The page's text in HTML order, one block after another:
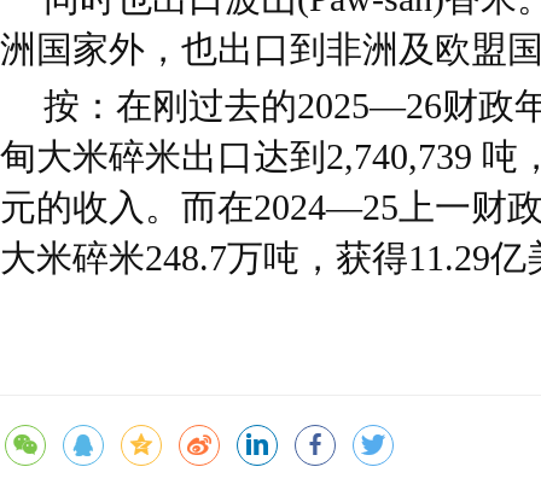
洲国家外，也出口到非洲及欧盟
按：在刚过去的2025—26财政
甸大米碎米出口达到2,740,739 吨
元的收入。而在2024—25上一财
大米碎米248.7万吨，获得11.29